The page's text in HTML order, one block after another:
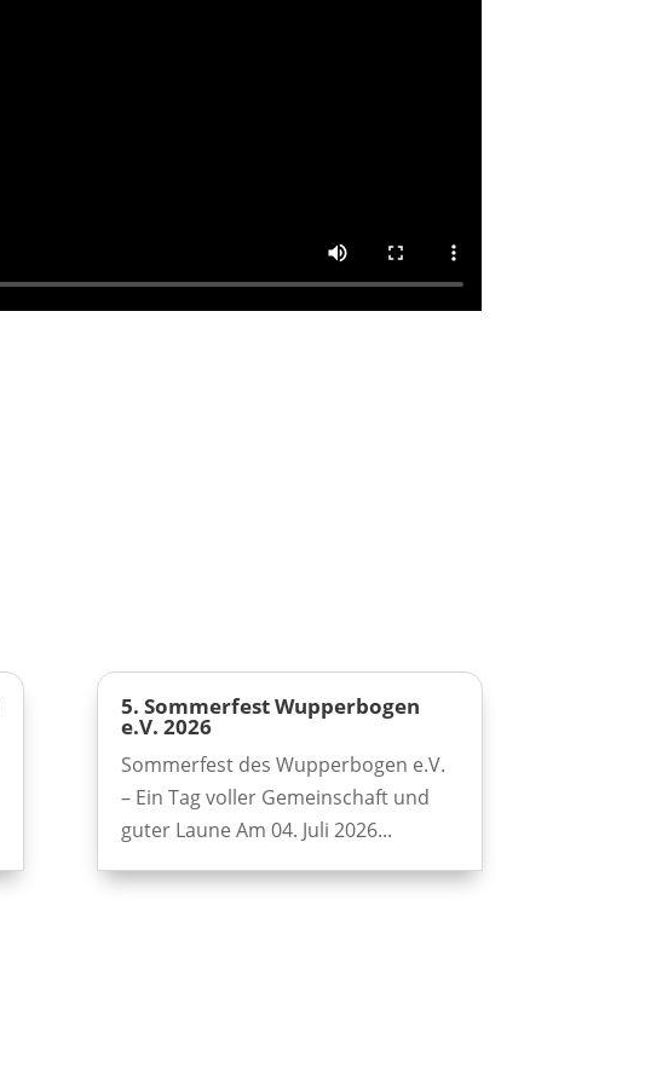
5. Sommerfest Wupperbogen
e.V. 2026
Sommerfest des Wupperbogen e.V.
– Ein Tag voller Gemeinschaft und
guter Laune Am 04. Juli 2026...